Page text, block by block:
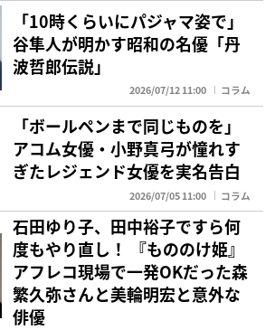
「10時くらいにパジャマ姿で」
谷隼人が明かす昭和の名優「丹
波哲郎伝説」
2026/07/12 11:00 コラム
「ボールペンまで同じものを」
アコム女優・小野真弓が憧れす
ぎたレジェンド女優を実名告白
2026/07/05 11:00 コラム
石田ゆり子、田中裕子ですら何
度もやり直し！ 『もののけ姫』
アフレコ現場で一発OKだった森
繁久弥さんと美輪明宏と意外な
俳優